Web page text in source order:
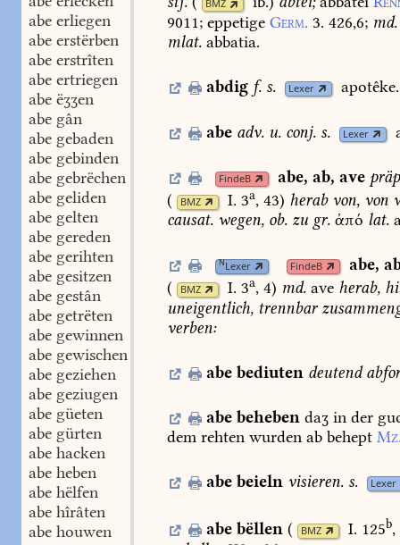
abe erliegen
abe erstërben
abe erstrîten
abe ertriegen
abe ëʒʒen
abe gân
abe gebaden
abe gebinden
abe gebrëchen
abe geliden
abe gelten
abe gereden
abe gerihten
abe gesitzen
abe gestân
abe getrëten
abe gewinnen
abe gewischen
abe geziehen
abe geziugen
abe güeten
abe gürten
abe hacken
abe heben
abe hëlfen
abe hîrâten
abe houwen
BMZ
9011; eppetige Germ. 3. 426,6; md.
mlat. abbatia.
abdig f. s. Lexer apotêke.
abe adv. u. conj. s. Lexer
FindeB abe, ab, ave
(
BMZ I. 3a, 43) herabvon, von
causat. wegen, ob. zu gr. ἀπό lat.
NLexer FindeB abe,
(
BMZ I. 3a, 4) md. ave herab,
uneigentlich, trennbar
verben:
abebediuten deutend
abebeheben daʒinder
dem rehten wurden ab behept
abebeieln visieren. s. Lexer
abebëllen ( BMZ I. 125b,